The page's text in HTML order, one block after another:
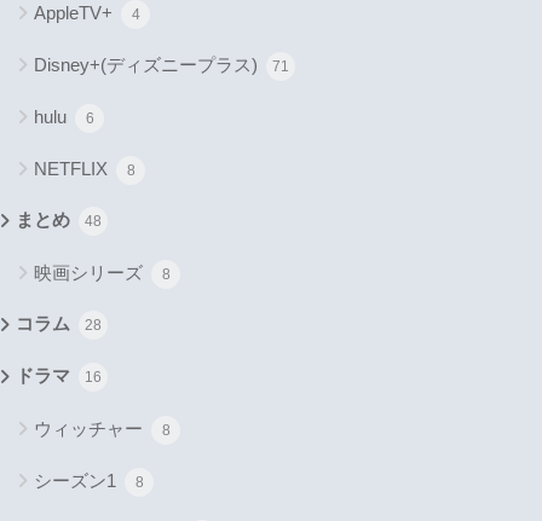
AppleTV+ 4
Disney+(ディズニープラス) 71
hulu 6
NETFLIX 8
まとめ 48
映画シリーズ 8
コラム 28
ドラマ 16
ウィッチャー 8
シーズン1 8